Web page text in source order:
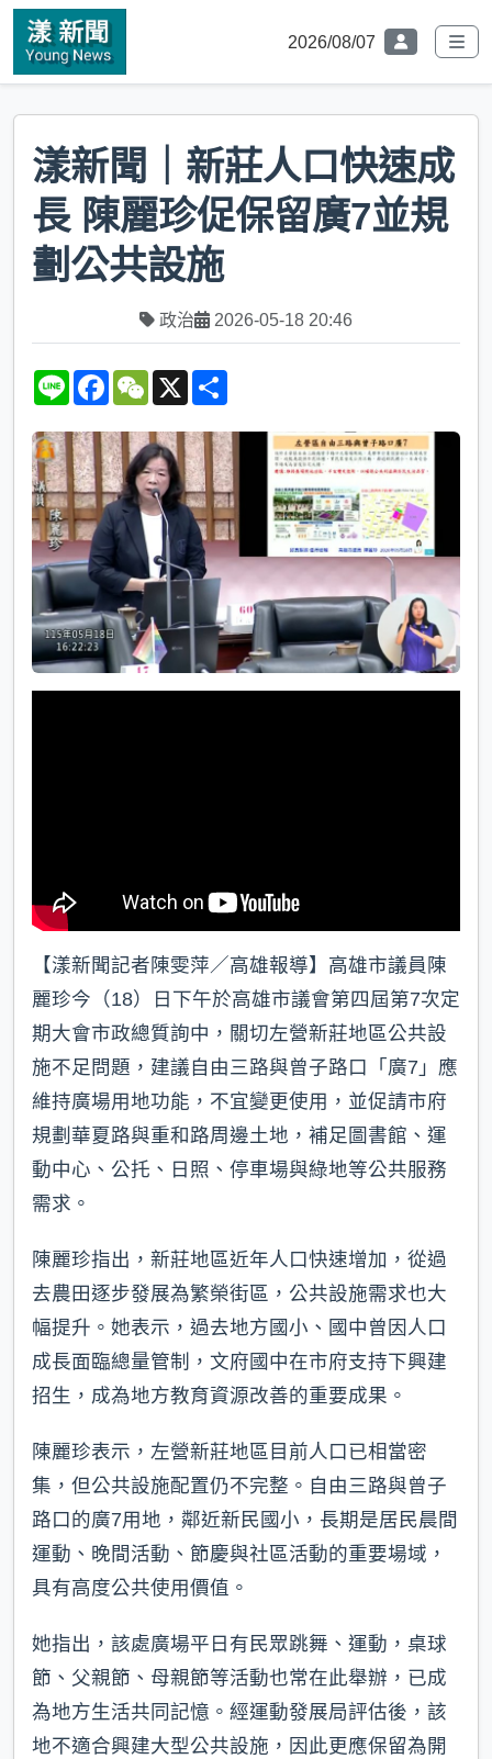
2026/08/07
漾新聞｜新莊人口快速成
長 陳麗珍促保留廣7並規
劃公共設施
政治 2026-05-18 20:46
L
e
F
e
b
o
o
k
W
h
a
t
X
r
e
【漾新聞記者陳雯萍／高雄報導】高雄市議員陳
麗珍今（18）日下午於高雄市議會第四屆第7次定
期大會市政總質詢中，關切左營新莊地區公共設
施不足問題，建議自由三路與曾子路口「廣7」應
維持廣場用地功能，不宜變更使用，並促請市府
規劃華夏路與重和路周邊土地，補足圖書館、運
動中心、公托、日照、停車場與綠地等公共服務
需求。
陳麗珍指出，新莊地區近年人口快速增加，從過
去農田逐步發展為繁榮街區，公共設施需求也大
幅提升。她表示，過去地方國小、國中曾因人口
成長面臨總量管制，文府國中在市府支持下興建
招生，成為地方教育資源改善的重要成果。
陳麗珍表示，左營新莊地區目前人口已相當密
集，但公共設施配置仍不完整。自由三路與曾子
路口的廣7用地，鄰近新民國小，長期是居民晨間
運動、晚間活動、節慶與社區活動的重要場域，
具有高度公共使用價值。
她指出，該處廣場平日有民眾跳舞、運動，桌球
節、父親節、母親節等活動也常在此舉辦，已成
為地方生活共同記憶。經運動發展局評估後，該
地不適合興建大型公共設施，因此更應保留為開